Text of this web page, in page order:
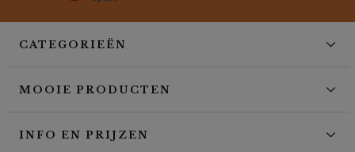
CATEGORIEËN
MOOIE PRODUCTEN
INFO EN PRIJZEN